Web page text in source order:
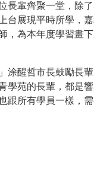
長輩齊聚一堂，除
台展現平時所學，
，為本年度學習畫
涂醒哲市長鼓勵長
學苑的長輩，都是
跟所有學員一樣，